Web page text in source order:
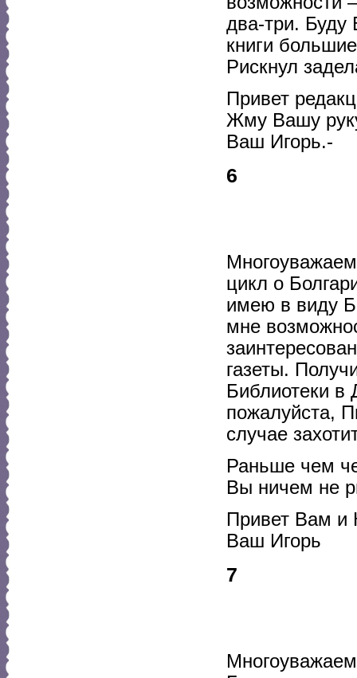
два-три. Буду
книги
Рискнул
Привет
Жму Вашу
Ваш Игорь.-
6
цикл о
имею в виду
мне
газеты.
Библиотеки в
пожалуйста,
случае
Раньше чем
Вы ничем не
Привет Вам и
Ваш Игорь
7